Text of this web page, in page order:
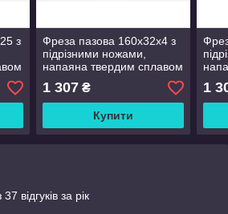
з
Фреза пазова 160x32x4 з
підрізними ножами,
напаяна твердим сплавом
ВК.
1 307₴
Купити
ВК.
1
відгуків за рік